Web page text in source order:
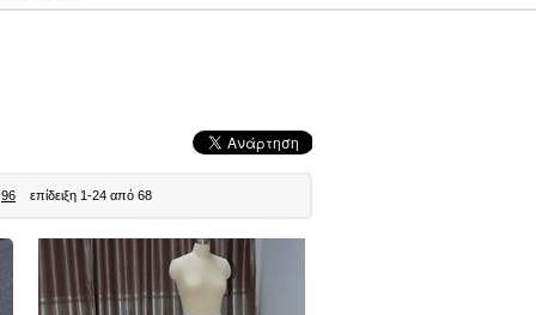
96 επίδειξη 1-24 από 68